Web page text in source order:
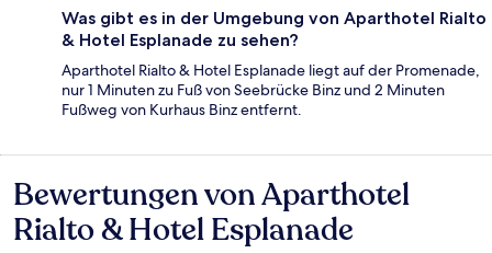
Was gibt es in der Umgebung von Aparthotel Rialto
& Hotel Esplanade zu sehen?
Aparthotel Rialto & Hotel Esplanade liegt auf der Promenade,
nur 1 Minuten zu Fuß von Seebrücke Binz und 2 Minuten
Fußweg von Kurhaus Binz entfernt.
Bewertungen
Bewertungen von Aparthotel
Rialto & Hotel Esplanade